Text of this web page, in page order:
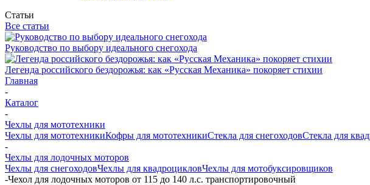
Статьи
Все статьи
Руководство по выбору идеального снегохода
Легенда российского бездорожья: как «Русская Механика» покоряет стихии
Главная
-
Каталог
-
Чехлы для мототехники
Чехлы для мототехникиКофры для мототехникиСтекла для снегоходовСтекла для
-
Чехлы для лодочных моторов
Чехлы для снегоходовЧехлы для квадроцикловЧехлы для мотобуксировщиков
-Чехол для лодочных моторов от 115 до 140 л.с. транспортировочный